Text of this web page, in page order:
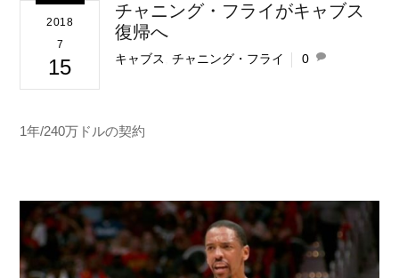
2018
7
15
チャニング・フライがキャブス
復帰へ
キャブス ,チャニング・フライ 0
1年/240万ドルの契約